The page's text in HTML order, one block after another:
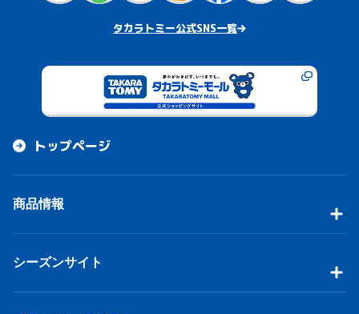
タカラトミー公式SNS一覧
トップページ
商品情報
シーズンサイト